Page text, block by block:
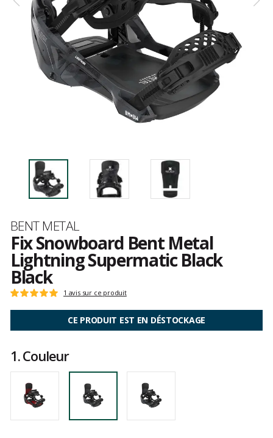
Marque
BENT METAL
Fix Snowboard Bent Metal
Lightning Supermatic Black
Black
Les
Note
:
sur
1 avis sur ce produit
CE PRODUIT EST EN DÉSTOCKAGE
1.Couleur